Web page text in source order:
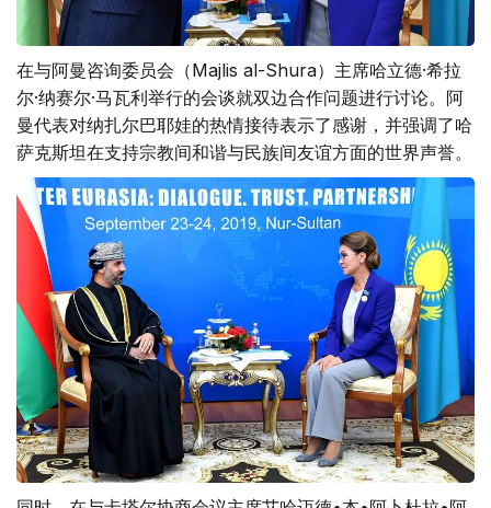
在与阿曼咨询委员会（Majlis al-Shura）主席哈立德·希拉
尔·纳赛尔·马瓦利举行的会谈就双边合作问题进行讨论。阿
曼代表对纳扎尔巴耶娃的热情接待表示了感谢，并强调了哈
萨克斯坦在支持宗教间和谐与民族间友谊方面的世界声誉。